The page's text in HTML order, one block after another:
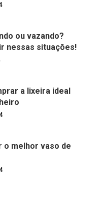
ou vazando?
nessas situações!
a lixeira ideal
o melhor vaso de